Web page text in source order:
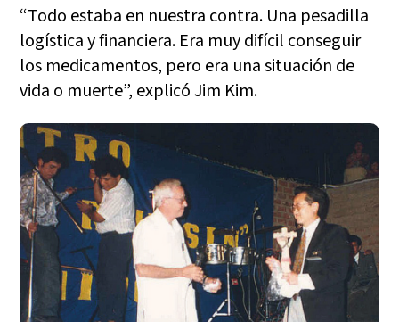
“Todo estaba en nuestra contra. Una pesadilla
logística y financiera. Era muy difícil conseguir
los medicamentos, pero era una situación de
vida o muerte”, explicó Jim Kim.